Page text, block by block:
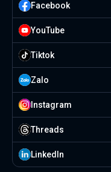
Facebook
YouTube
Tiktok
Zalo
Instagram
Threads
Linkedln